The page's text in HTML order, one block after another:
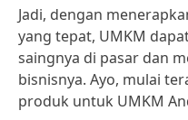
Jadi, dengan
yang tepat, UMKM
saingnya di pasar dan
bisnisnya. Ayo, mulai
produk untuk UMKM